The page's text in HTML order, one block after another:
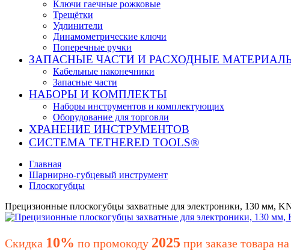
Ключи гаечные рожковые
Трещётки
Удлинители
Динамометрические ключи
Поперечные ручки
ЗАПАСНЫЕ ЧАСТИ И РАСХОДНЫЕ
Кабельные наконечники
Запасные части
НАБОРЫ И КОМПЛЕКТЫ
Наборы инструментов и комплектующих
Оборудование для торговли
ХРАНЕНИЕ ИНС­ТРУ­МЕН­ТОВ
СИСТЕМА TETHERED TOOLS®
Главная
Шарнирно-губцевый инструмент
Плоскогубцы
Прецизионные плоскогубцы захватные для электроники, 130 мм,
Скидка 10% по промокоду 2025 при заказе товара